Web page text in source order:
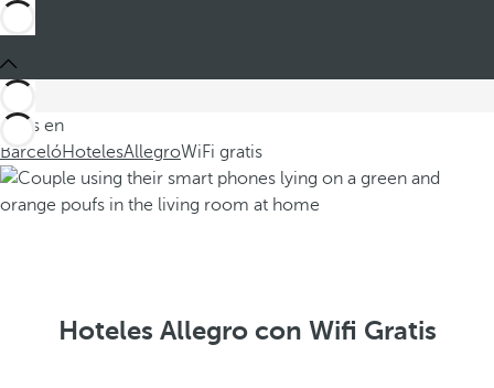
Estás en
BarcelóHotelesAllegroWiFi gratis
Hoteles Allegro con Wifi Gratis